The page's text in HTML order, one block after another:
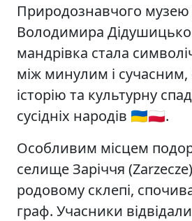
Природознавчого музею
Володимира
мандрівка стала
між минулим і
історію та культурну
сусідніх народів 🇺🇦🇵🇱.
Особливим місцем
селище Заріччя
родовому склепі,
граф. Учасники